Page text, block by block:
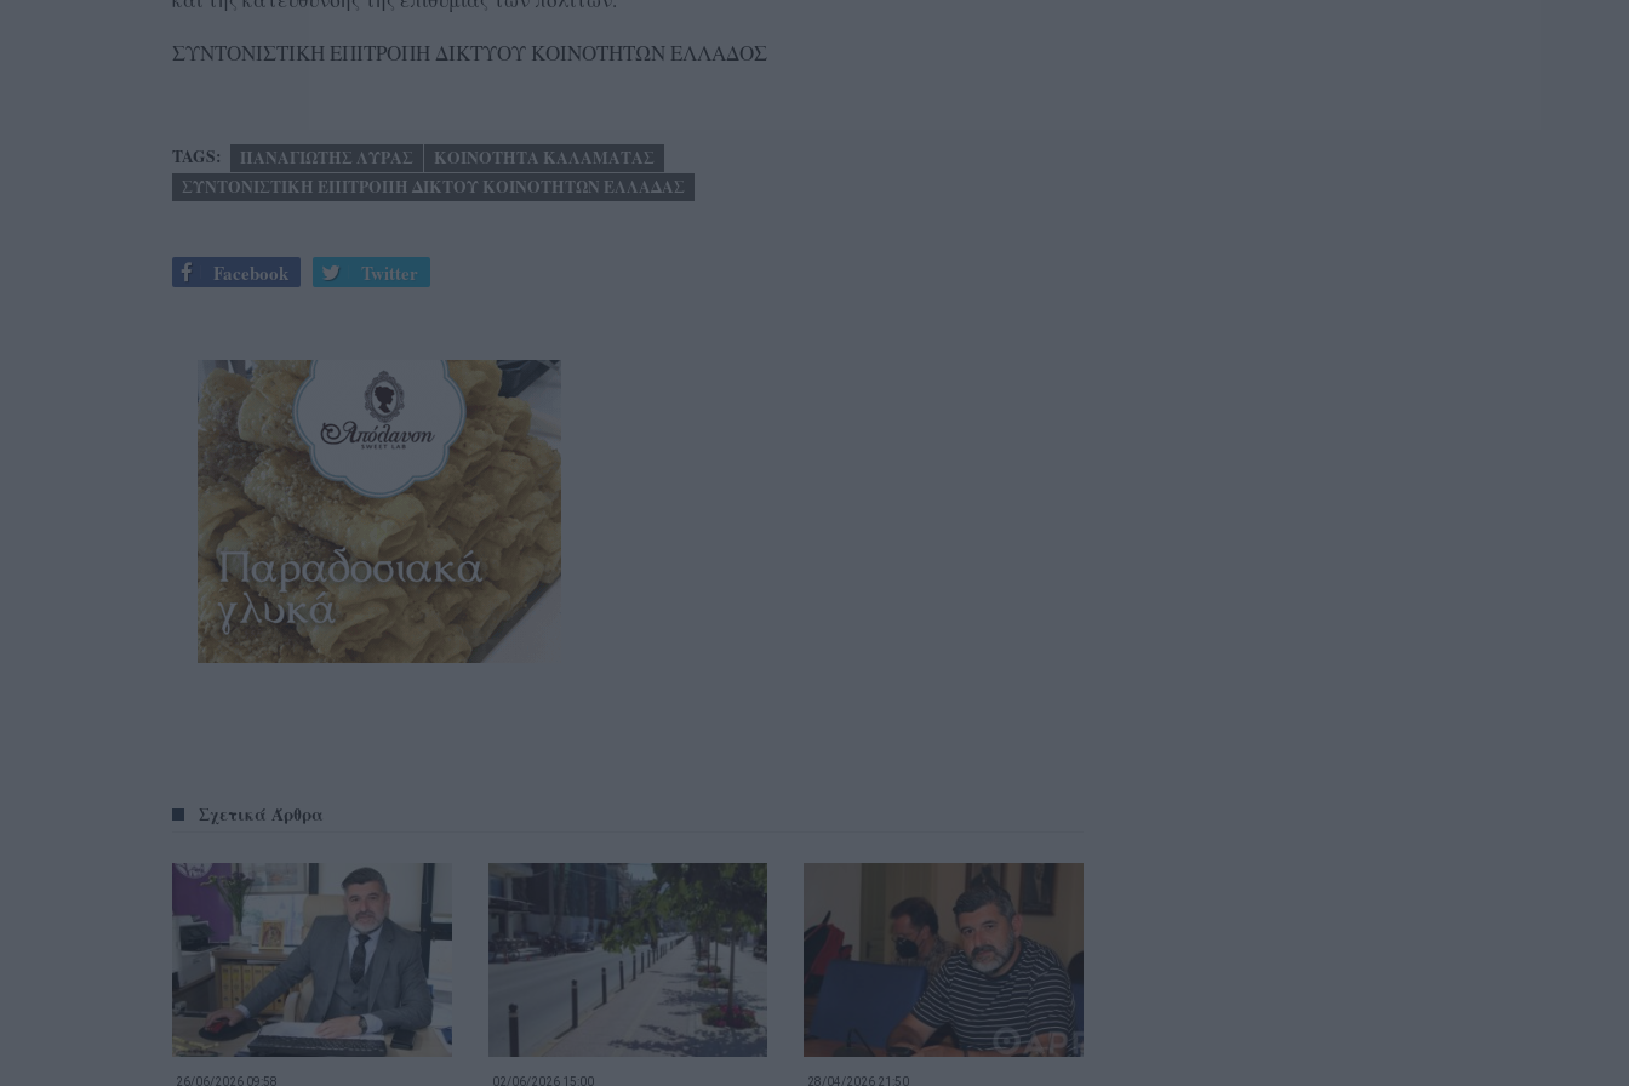
ΣΥΝΤΟΝΙΣΤΙΚΗ ΕΠΙΤΡΟΠΗ ΔΙΚΤΥΟΥ ΚΟΙΝΟΤΗΤΩΝ ΕΛΛΑΔΟΣ
TAGS: ΠΑΝΑΓΙΩΤΗΣ ΛΥΡΑΣ
ΚΟΙΝΟΤΗΤΑ ΚΑΛΑΜΑΤΑΣ
ΣΥΝΤΟΝΙΣΤΙΚΗ ΕΠΙΤΡΟΠΗ ΔΙΚΤΟΥ ΚΟΙΝΟΤΗΤΩΝ ΕΛΛΑΔΑΣ
Facebook Twitter
Σχετικά Άρθρα
26/06/2026 09:58 02/06/2026 15:00 28/04/2026 21:50